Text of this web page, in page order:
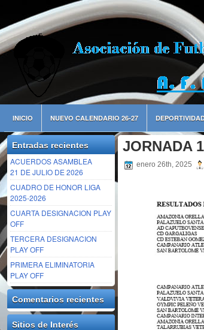
INICIO NUEVO CALENDARIO 26-27
Entradas recientes
ACUERDOS ASAMBLEA
21 DE JULIO DE 2026
CUADRO DE HONOR LIGA
2025-2026
CUARTA DESIGNACION PLAY
OFF
TERCERA DESIGNACION
PLAY OFF
PRIMERA ELIMINATORIA
PLAY OFF
Comentarios recientes
Sitios de Interés
JORNADA
enero 26th, 2025